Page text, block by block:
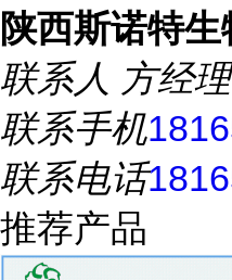
陕西斯诺特
联系人 方经理
联系手机
联系电话
推荐产品